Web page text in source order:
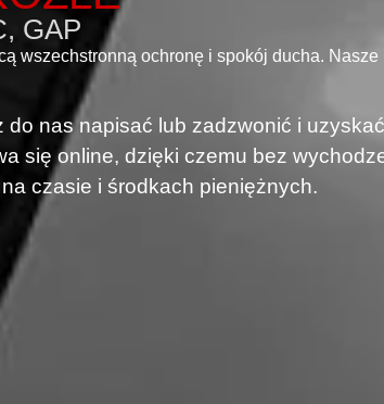
GAP
wszechstronną ochronę i spokój ducha.
nas napisać lub zadzwonić i
się online, dzięki czemu bez
czasie i środkach pieniężnych.